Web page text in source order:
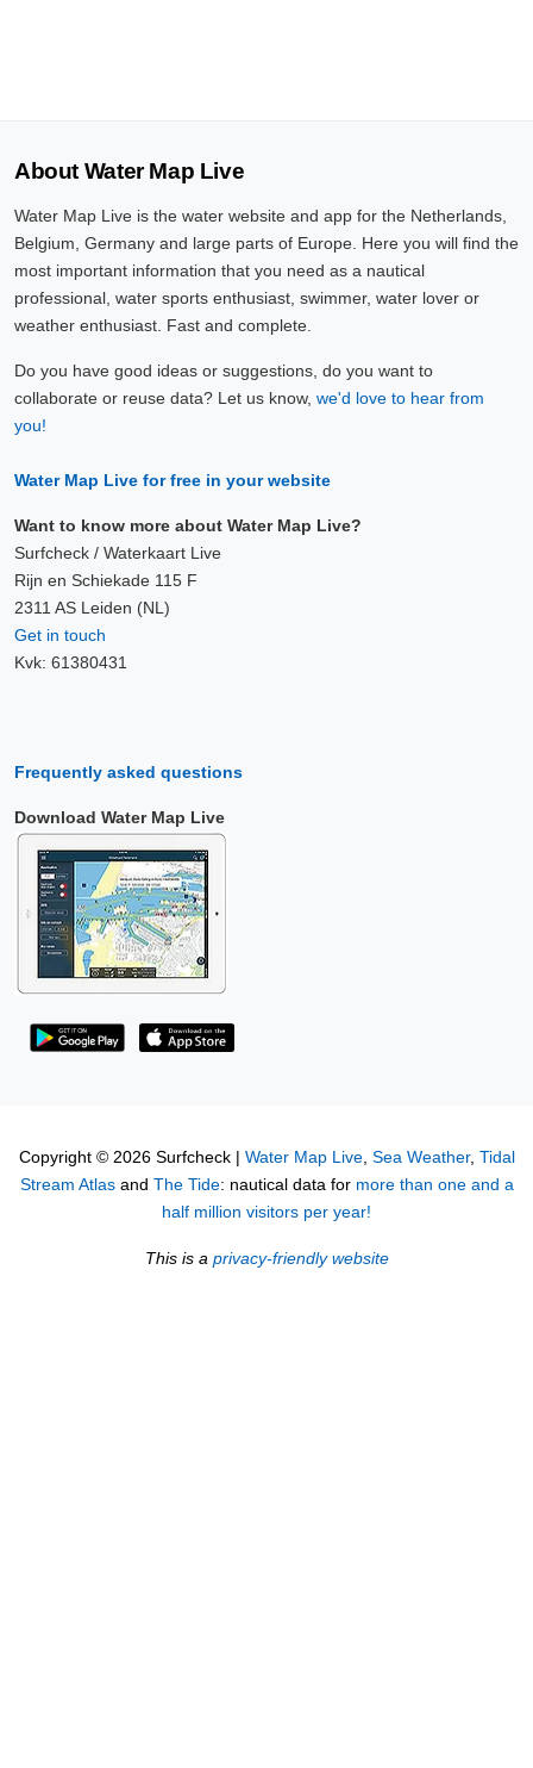
About Water Map Live
Water Map Live is the water website and app for the Netherlands,
Belgium, Germany and large parts of Europe. Here you will find the
most important information that you need as a nautical
professional, water sports enthusiast, swimmer, water lover or
weather enthusiast. Fast and complete.
Do you have good ideas or suggestions, do you want to
collaborate or reuse data? Let us know, we'd love to hear from
you!
Water Map Live for free in your website
Want to know more about Water Map Live?
Surfcheck / Waterkaart Live
Rijn en Schiekade 115 F
2311 AS Leiden (NL)
Get in touch
Kvk: 61380431
Frequently asked questions
Download Water Map Live
Copyright © 2026 Surfcheck | Water Map Live, Sea Weather, Tidal
Stream Atlasand The Tide: nautical data for more than one and a
half million visitors per year!
This is a privacy-friendly website